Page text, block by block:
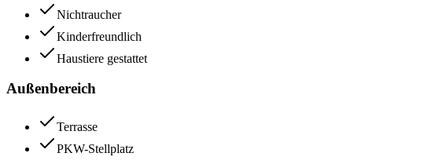
Nichtraucher
Kinderfreundlich
Haustiere gestattet
Außenbereich
Terrasse
PKW-Stellplatz